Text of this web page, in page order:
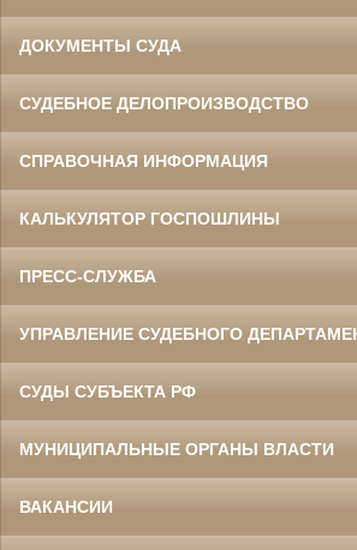
ДОКУМЕНТЫ СУДА
СУДЕБНОЕ ДЕЛОПРОИЗВОДСТВО
СПРАВОЧНАЯ ИНФОРМАЦИЯ
КАЛЬКУЛЯТОР ГОСПОШЛИНЫ
ПРЕСС-СЛУЖБА
УПРАВЛЕНИЕ СУДЕБНОГО
СУДЫ СУБЪЕКТА РФ
МУНИЦИПАЛЬНЫЕ ОРГАНЫ ВЛАСТИ
ВАКАНСИИ